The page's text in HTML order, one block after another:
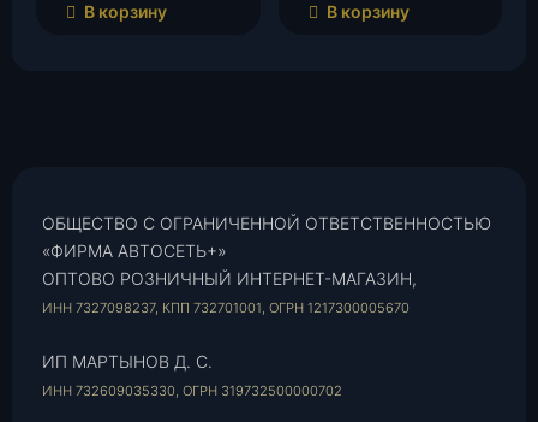
В корзину В корзину
ОБЩЕСТВО С ОГРАНИЧЕННОЙ ОТВЕТСТВЕННОСТЬЮ
«ФИРМА АВТОСЕТЬ+»
ОПТОВО РОЗНИЧНЫЙ ИНТЕРНЕТ-МАГАЗИН,
ИНН 7327098237, КПП 732701001, ОГРН 1217300005670
ИП МАРТЫНОВ Д. С.
ИНН 732609035330, ОГРН 319732500000702